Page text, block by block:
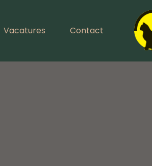
Vacatures Contact